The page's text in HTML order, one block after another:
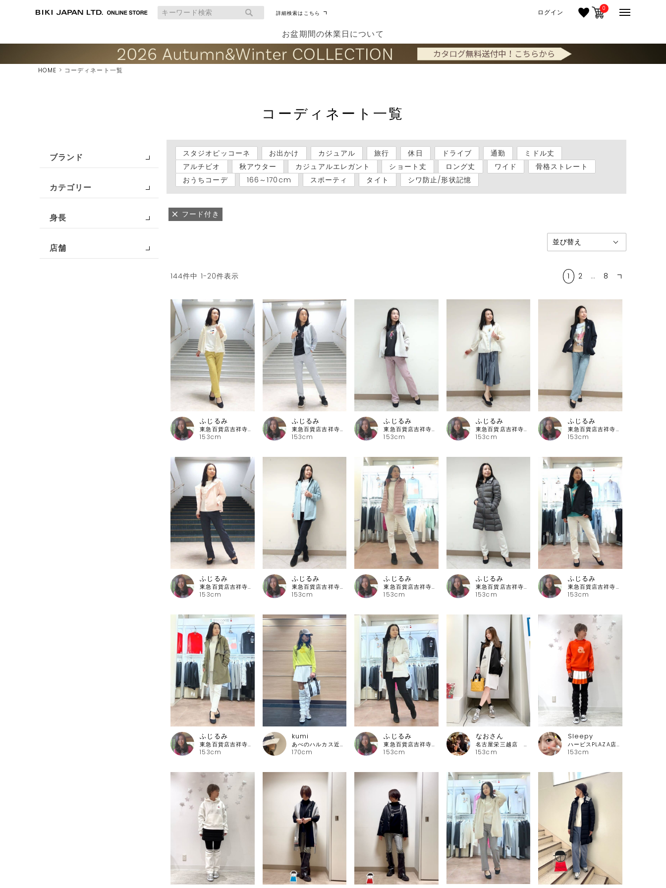
詳細検索はこちら ログイン 0
お盆期間の休業日について
HOME コーディネート一覧
コーディネート一覧
ブランド
カテゴリー
身長
店舗
スタジオピッコーネ お出かけ カジュアル 旅行 休日 ドライブ 通勤
ミドル丈
アルチビオ
秋アウター カジュアルエレガント ショート丈 ロング丈 ワイド
骨格ストレート
おうちコーデ
166～170cm スポーティ タイト シワ防止/形状記憶
フード付き
144件中 1-20件表示 1 2 … 8
153cm
ふじるみ
東急百貨店吉祥寺店 ピッコーネ
153cm
ふじるみ
東急百貨店吉祥寺店 ピッコーネ
153cm
ふじるみ
東急百貨店吉祥寺店 ピッコーネ
153cm
ふじるみ
東急百貨店吉祥寺店 ピッコーネ
153cm
ふじるみ
東急百貨店吉祥寺店 ピッコーネ
153cm
ふじるみ
東急百貨店吉祥寺店 ピッコーネ
153cm
ふじるみ
東急百貨店吉祥寺店 ピッコーネ
153cm
ふじるみ
東急百貨店吉祥寺店 ピッコーネ
153cm
ふじるみ
東急百貨店吉祥寺店 ピッコーネ
153cm
ふじるみ
東急百貨店吉祥寺店 ピッコーネ
153cm
ふじるみ
東急百貨店吉祥寺店 ピッコーネ
170cm
kumi
あべのハルカス近鉄本店 アルチビオ・ピッコーネクラブ
153cm
ふじるみ
東急百貨店吉祥寺店 ピッコーネ
153cm
なおさん
名古屋栄三越店 ピッコーネ
153cm
Sleepy
ハービスPLAZA店 アルチビオ